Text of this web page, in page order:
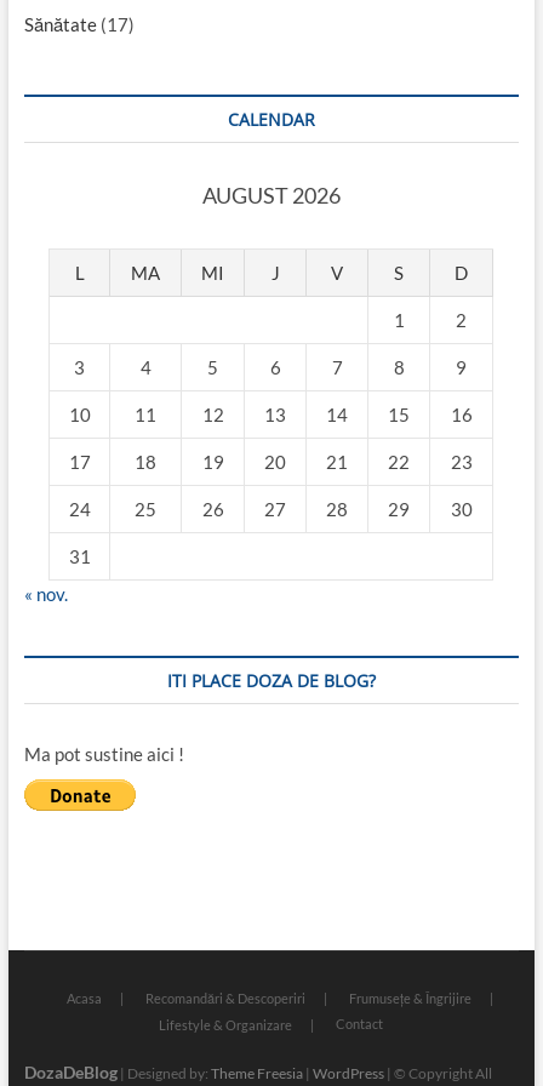
Sănătate(17)
CALENDAR
AUGUST 2026
L MA MI J V S D
1 2
3 4 5 6 7 8 9
10 11 12 13 14 15 16
17 18 19 20 21 22 23
24 25 26 27 28 29 30
31
« nov.
ITI PLACE DOZA DE BLOG?
Ma pot sustine aici !
Acasa Recomandări & Descoperiri
Frumusețe & Îngrijire
Lifestyle & Organizare
Contact
DozaDeBlog| Designed by: Theme Freesia| WordPress| © Copyright All